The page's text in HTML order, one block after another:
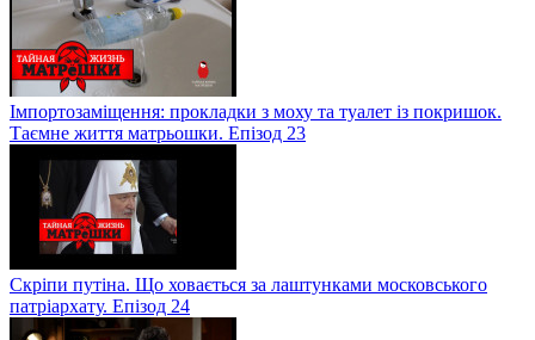
Імпортозаміщення: прокладки з моху та туалет із покришок.
Таємне життя матрьошки. Епізод 23
Скріпи путіна. Що ховається за лаштунками московського
патріархату. Епізод 24